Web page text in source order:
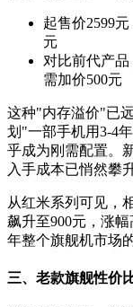
起售价2599
元
对比前代产
需加价500元
这种"内存溢价"已
划"一部手机用3-4
乎成为刚需配置。
入手成本已悄然攀
从红米系列可见，
飙升至900元，涨
年整个旗舰机市场
三、老款旗舰性价